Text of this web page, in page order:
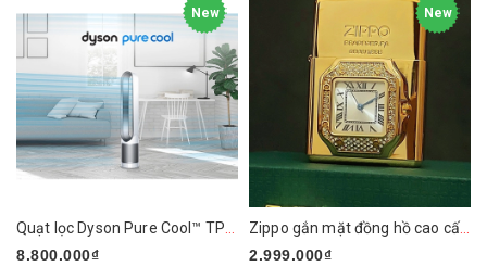
New
8.800.000₫
New
Zippo gắn mặt đồng hồ cao cấp ZN295
2.999.000₫